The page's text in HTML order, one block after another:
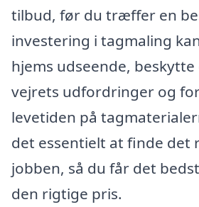
tilbud, før du træffer en
investering i tagmaling
hjems udseende,
vejrets udfordringer og
levetiden på
det essentielt at finde det
jobben, så du får det
den rigtige pris.